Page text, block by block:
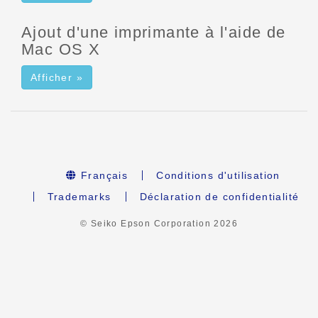
Ajout d'une imprimante à l'aide de
Mac OS X
Afficher »
Français
Conditions d'utilisation
Trademarks
Déclaration de confidentialité
© Seiko Epson Corporation2026